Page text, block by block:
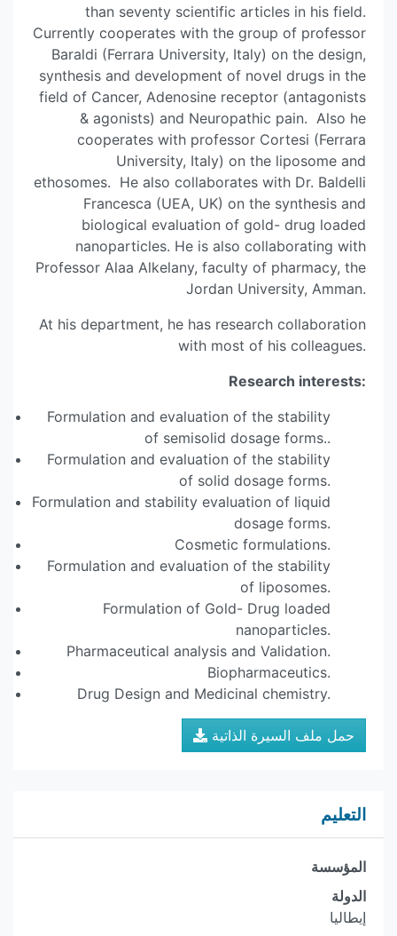
than seventy scientific articles in his field.
Currently cooperates with the group of professor
Baraldi (Ferrara University, Italy) on the design,
synthesis and development of novel drugs in the
field of Cancer, Adenosine receptor (antagonists
& agonists) and Neuropathic pain. Also he
cooperates with professor Cortesi (Ferrara
University, Italy) on the liposome and
ethosomes. He also collaborates with Dr. Baldelli
Francesca (UEA, UK) on the synthesis and
biological evaluation of gold- drug loaded
nanoparticles. He is also collaborating with
Professor Alaa Alkelany, faculty of pharmacy, the
Jordan University, Amman.
At his department, he has research collaboration
with most of his colleagues.
Research interests:
Formulation and evaluation of the stability
of semisolid dosage forms..
Formulation and evaluation of the stability
of solid dosage forms.
Formulation and stability evaluation of liquid
dosage forms.
Cosmetic formulations.
Formulation and evaluation of the stability
of liposomes.
Formulation of Gold- Drug loaded
nanoparticles.
Pharmaceutical analysis and Validation.
Biopharmaceutics.
Drug Design and Medicinal chemistry.
حمل ملف السيرة الذاتية
التعليم
المؤسسة
الدولة
إيطاليا